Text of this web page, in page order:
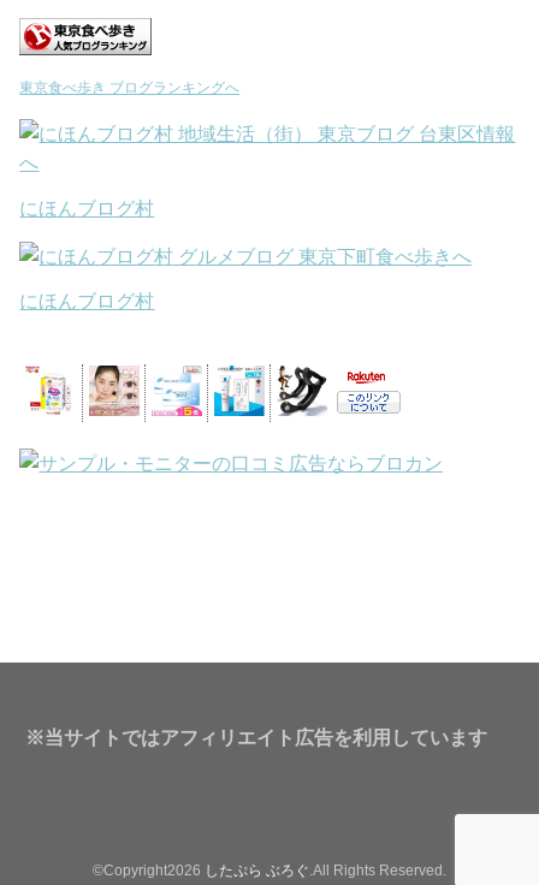
東京食べ歩き ブログランキングへ
にほんブログ村
にほんブログ村
※当サイトではアフィリエイト広告を利用しています
©Copyright2026 したぷら ぶろぐ .All Rights Reserved.